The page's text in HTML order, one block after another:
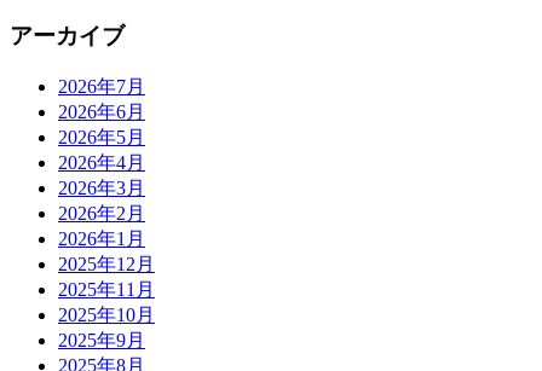
アーカイブ
2026年7月
2026年6月
2026年5月
2026年4月
2026年3月
2026年2月
2026年1月
2025年12月
2025年11月
2025年10月
2025年9月
2025年8月